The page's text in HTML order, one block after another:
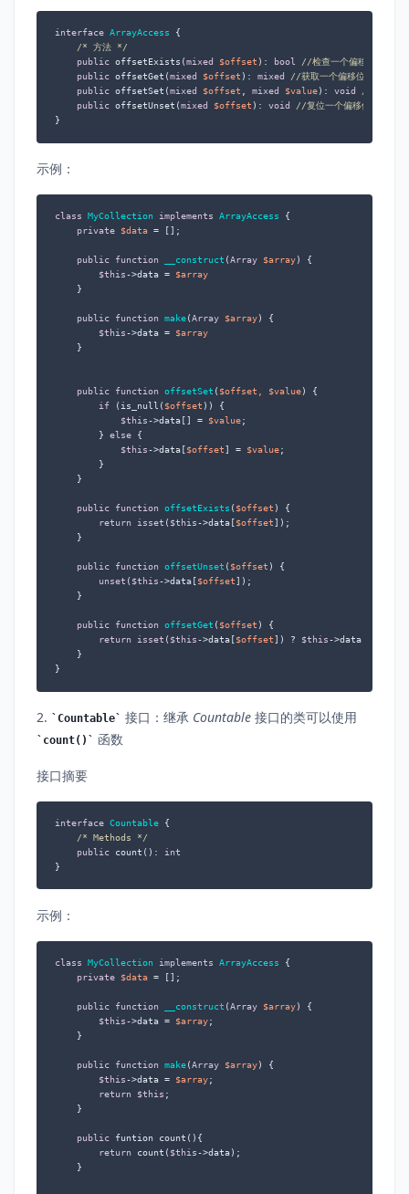
interface ArrayAccess
{
/* 方法 */
public offsetExists(mixed $offset ): bool
//检查一个偏移位置是否
public offsetGet(mixed $offset ): mixed
//获取一个偏移位置的值
public offsetSet(mixed $offset , mixed $value): void
//设置一个
public offsetUnset(mixed $offset ): void
//复位一个偏移位置的值
}
示例：
class MyCollection implements ArrayAccess
{
private
$data = [];
public function __construct (Array $array)
{
$this->data =
$array
    }
public function make(Array $array)
{
$this->data =
$array
    }
public function offsetSet ( $offset , $value)
{
if (is_null( $offset )) {
$this->data[] = $value;
        }
else {
$this->data[$offset] = $value;
        }
    }
public function offsetExists ( $offset )
{
return
isset ( $this->data[$offset]);
    }
public function offsetUnset ( $offset )
{
unset ( $this->data[$offset]);
    }
public function offsetGet ( $offset )
{
return
isset ( $this->data[$offset]) ? $this->data[
    }
}
2. Countable 接口：继承 Countable 接口的类可以使用
count() 函数
接口摘要
interface Countable
{
/* Methods */
public count():
int
}
示例：
class MyCollection implements ArrayAccess
{
private
$data = [];
public function __construct (Array $array)
{
$this->data = $array;
    }
public function make(Array $array)
{
$this->data = $array;
return
$this ;
    }
public funtion count(){
return count( $this->data);
    }